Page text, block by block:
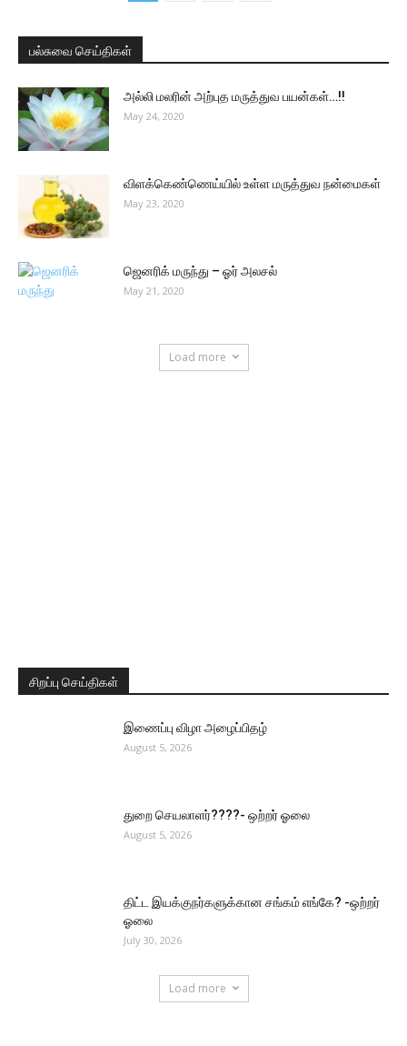
பல்சுவை செய்திகள்
அல்லி மலரின் அற்புத மருத்துவ பயன்கள்…!!
May 24, 2020
விளக்கெண்ணெய்யில் உள்ள மருத்துவ நன்மைகள்
May 23, 2020
ஜெனரிக் மருந்து – ஓர் அலசல்
May 21, 2020
Load more
சிறப்பு செய்திகள்
இணைப்பு விழா அழைப்பிதழ்
August 5, 2026
துறை செயலாளர்????- ஒற்றர் ஓலை
August 5, 2026
திட்ட இயக்குநர்களுக்கான சங்கம் எங்கே? -ஒற்றர்
ஓலை
July 30, 2026
Load more